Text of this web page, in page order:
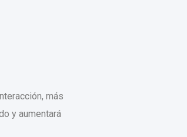
más
y aumentará